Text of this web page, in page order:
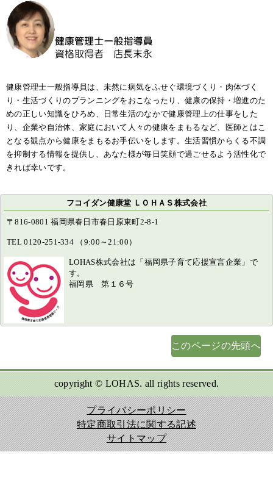
このページの先頭へ
健康管理士一般指導員は、未然に病気をふせぐ環境づくり・肉体づく
り・生活づくりのプランニングをおこなったり、健康の保持・増進のた
めの正しい知識をひろめ、日常生活のなかで健康管理上の仕事をした
り、企業や自治体、家庭において人々の健康をまもるなど、医師とはこ
となる観点から健康をまもるお手伝いをします。生活習慣からくる不調
を抑制する情報を提供し、あなた様が毎日笑顔で過ごせるよう活性化で
きれば幸いです。
フコイダン健康堂 ＬＯＨＡＳ株式会社
〒816-0801 福岡県春日市春日原東町2-8-1
TEL 0120-251-334 （9:00～21:00）
LOHAS株式会社は「福岡県子育て応援宣言企業」で
す。
福岡県 第１６号
copyright © LOHAS. all rights reserved.
プライバシーポリシー
特定商取引法に関する記述
サイトマップ